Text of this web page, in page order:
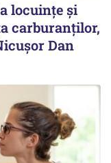
locuinţe și
carburanţilor,
Dan